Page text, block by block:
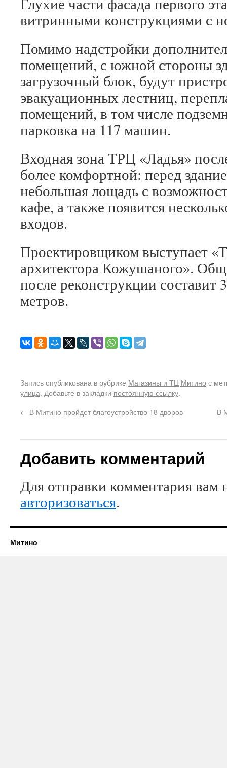
витринными конструкциями с
Помимо надстройки
помещений, с южной стороны
загрузочный блок, будут
эвакуационных лестниц,
помещений, в том числе
парковка на 117 машин.
Входная зона ТРЦ «Ладья»
более комфортной: перед
небольшая лощадь с
кафе, а также появится
входов.
Проектировщиком выступает
архитектора Кожушаного».
после реконструкции составит
метров.
Запись опубликована в рубрике Магазины и ТЦ Митино с
улица. Добавьте в закладки постоянную ссылку.
← В Митино пройдет благоустройство 18 дворов В
Добавить комментарий
Для отправки комментария вам
авторизоваться.
Митино